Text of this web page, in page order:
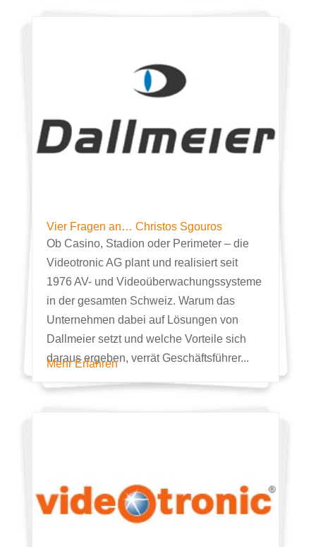
Vier Fragen an… Christos Sgouros
Ob Casino, Stadion oder Perimeter – die
Videotronic AG plant und realisiert seit
1976 AV- und Videoüberwachungssysteme
in der gesamten Schweiz. Warum das
Unternehmen dabei auf Lösungen von
Dallmeier setzt und welche Vorteile sich
daraus ergeben, verrät Geschäftsführer...
Mehr Erfahren